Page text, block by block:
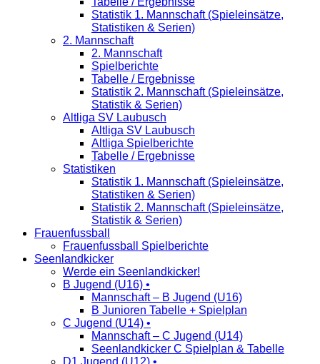
Statistik 1. Mannschaft (Spieleinsätze,
Statistiken & Serien)
2. Mannschaft
2. Mannschaft
Spielberichte
Tabelle / Ergebnisse
Statistik 2. Mannschaft (Spieleinsätze,
Statistik & Serien)
Altliga SV Laubusch
Altliga SV Laubusch
Altliga Spielberichte
Tabelle / Ergebnisse
Statistiken
Statistik 1. Mannschaft (Spieleinsätze,
Statistiken & Serien)
Statistik 2. Mannschaft (Spieleinsätze,
Statistik & Serien)
Frauenfussball
Frauenfussball Spielberichte
Seenlandkicker
Werde ein Seenlandkicker!
B Jugend (U16) •
Mannschaft – B Jugend (U16)
B Junioren Tabelle + Spielplan
C Jugend (U14) •
Mannschaft – C Jugend (U14)
Seenlandkicker C Spielplan & Tabelle
D1 Jugend (U12) •